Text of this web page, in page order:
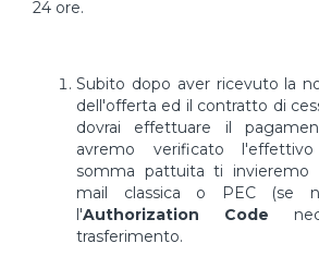
24 ore.
Subito dopo aver ricevuto la
dell'offerta ed il contratto di
dovrai effettuare il
avremo verificato
somma pattuita ti invieremo
mail classica o PEC (se
l'Authorization Code
trasferimento.